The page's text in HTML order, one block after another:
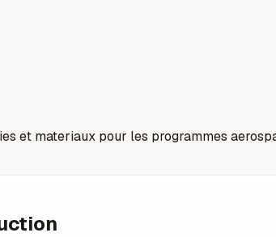
et materiaux pour les programmes